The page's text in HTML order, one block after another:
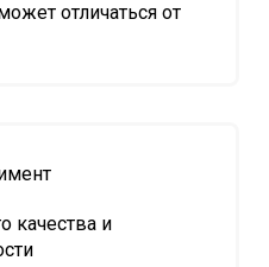
отличаться от
качества и